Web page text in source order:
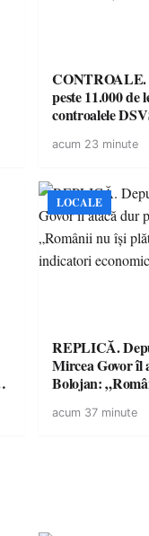
CONTROALE.
peste 11.000 de
controalele
sancționate
acum 23 minute
LOCALE
REPLICĂ.
Mircea Govor îl
Bolojan:
economici”
acum 37 minute